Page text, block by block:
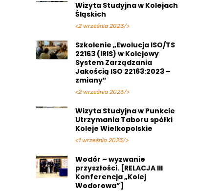
Wizyta Studyjna w Kolejach
Śląskich
<2 września 2023/>
Szkolenie „Ewolucja ISO/TS
22163 (IRIS) w Kolejowy
System Zarządzania
Jakością ISO 22163:2023 –
zmiany”
<2 września 2023/>
Wizyta Studyjna w Punkcie
Utrzymania Taboru spółki
Koleje Wielkopolskie
<1 września 2023/>
Wodór – wyzwanie
przyszłości. [RELACJA III
Konferencja „Kolej
Wodorowa”]